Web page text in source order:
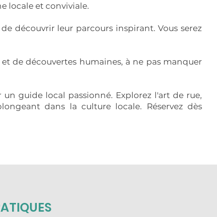
locale et conviviale.
découvrir leur parcours inspirant. Vous serez
de découvertes humaines, à ne pas manquer
guide local passionné. Explorez l'art de rue,
dans la culture locale. Réservez dès